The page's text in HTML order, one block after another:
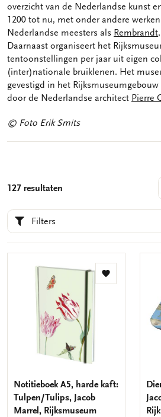
overzicht van de Nederlandse kunst
1200 tot nu, met onder andere
Nederlandse meesters als Rembrandt,
Daarnaast organiseert het
tentoonstellingen per jaar uit eigen
(inter)nationale bruiklenen. Het
gevestigd in het
door de Nederlandse architect Pierre
© Foto Erik Smits
127 resultaten
Filters
Toevoegen
Notitieboek A5, harde kaft:
Tulpen/Tulips, Jacob
Marrel, Rijksmuseum